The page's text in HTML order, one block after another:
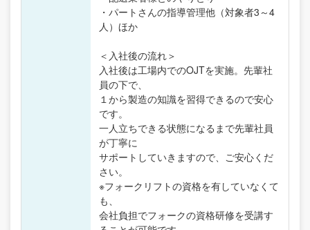
・パートさんの指導管理他（対象者3～4
人）ほか
＜入社後の流れ＞
入社後は工場内でのOJTを実施。先輩社
員の下で、
１から製造の知識を習得できるので安心
です。
一人立ちできる状態になるまで先輩社員
が丁寧に
サポートしていきますので、ご安心くだ
さい。
※フォークリフトの資格を有していなくて
も、
会社負担でフォークの資格研修を受講す